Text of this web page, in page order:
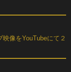
像をYouTubeにて２